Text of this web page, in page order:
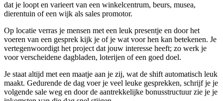
dat je loopt en varieert van een winkelcentrum, beurs, musea,
dierentuin of een wijk als sales promotor.
Op locatie verras je mensen met een leuk presentje en door het
voeren van een gesprek kijk je of je wat voor hen kan betekenen. Je
vertegenwoordigt het project dat jouw interesse heeft; zo werk je
voor verscheidene dagbladen, loterijen of een goed doel.
Je staat altijd met een maatje aan je zij, wat de shift automatisch leuk
maakt. Gedurende de dag voer je veel leuke gesprekken, schrijf je je
volgende sale weg en door de aantrekkelijke bonusstructuur zie je je